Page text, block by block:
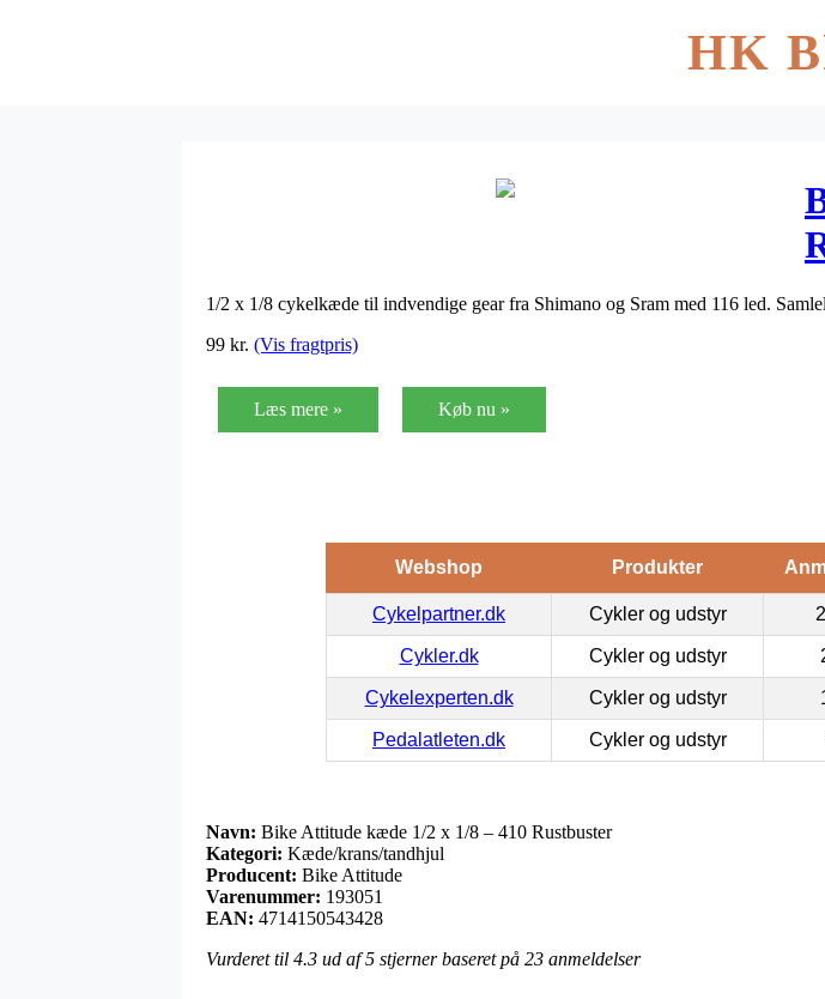
HK
1/2 x 1/8 cykelkæde til indvendige gear fra Shimano og Sram med 116 led.
99 kr. (Vis fragtpris)
Læs mere » Køb nu »
Webshop Produkter
Cykelpartner.dk Cykler og udstyr
Cykler.dk Cykler og udstyr
Cykelexperten.dk Cykler og udstyr
Pedalatleten.dk Cykler og udstyr
Navn: Bike Attitude kæde 1/2 x 1/8 – 410 Rustbuster
Kategori: Kæde/krans/tandhjul
Producent: Bike Attitude
Varenummer: 193051
EAN: 4714150543428
Vurderet til 4.3 ud af 5 stjerner baseret på 23 anmeldelser